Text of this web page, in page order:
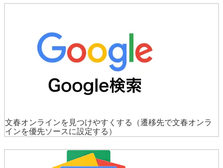
文春オンラインを見つけやすくする
（遷移先で文春オンラ
インを優先ソースに設定する）